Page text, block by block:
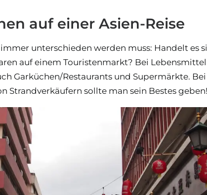
auf einer Asien-Reise
unterschieden werden muss: Handelt es
auf einem Touristenmarkt? Bei
Garküchen/Restaurants und Supermärkte.
Strandverkäufern sollte man sein Bestes geben!